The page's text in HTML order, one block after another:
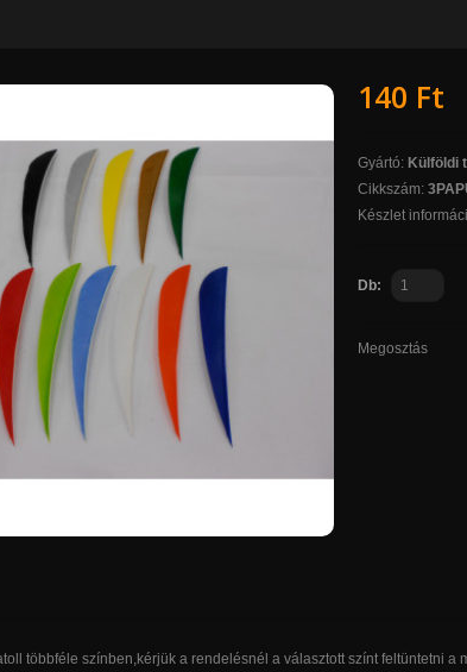
140 Ft
Gyártó: Külföldi
Cikkszám:
Készlet
Db:
Megosztás
többféle színben,kérjük a rendelésnél a választott színt feltüntetni a